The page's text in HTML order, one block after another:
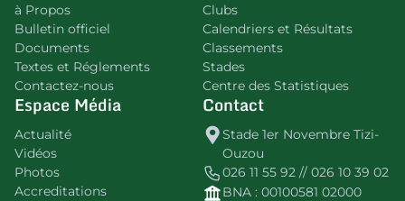
à Propos
Bulletin officiel
Documents
Textes et Réglements
Contactez-nous
Clubs
Calendriers et Résultats
Classements
Stades
Centre des Statistiques
Espace Média
Actualité
Vidéos
Photos
Accreditations
Contact
Stade 1er Novembre Tizi-
Ouzou
026 11 55 92 // 026 10 39 02
BNA : 00100581 02000